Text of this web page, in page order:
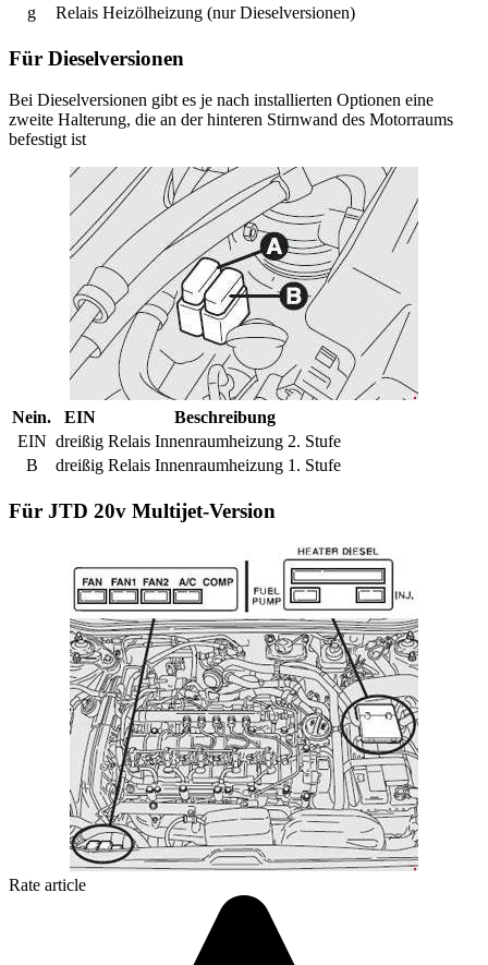
g
Relais Heizölheizung (nur Dieselversionen)
Für Dieselversionen
Bei Dieselversionen gibt es je nach installierten Optionen eine
zweite Halterung, die an der hinteren Stirnwand des Motorraums
befestigt ist
Nein. EIN
Beschreibung
EIN dreißig Relais Innenraumheizung 2. Stufe
B
dreißig Relais Innenraumheizung 1. Stufe
Für JTD 20v Multijet-Version
Rate article